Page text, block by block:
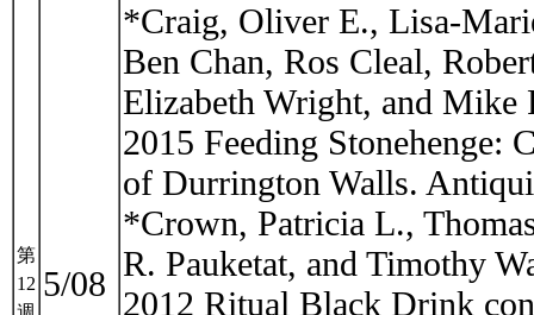
第
12 5/08
*Craig, Oliver E., Lisa-
Ben Chan, Ros Cleal,
Elizabeth Wright, and Mike
2015 Feeding Stonehenge:
of Durrington Walls.
*Crown, Patricia L.,
R. Pauketat, and Timothy
2012 Ritual Black Drink